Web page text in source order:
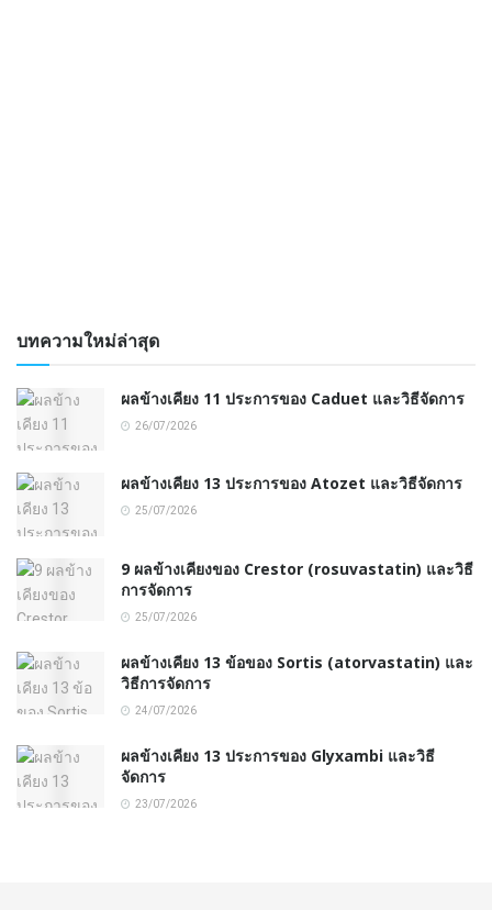
บทความใหม่ล่าสุด
ผลข้างเคียง 11 ประการของ Caduet และวิธีจัดการ
26/07/2026
ผลข้างเคียง 13 ประการของ Atozet และวิธีจัดการ
25/07/2026
9 ผลข้างเคียงของ Crestor (rosuvastatin) และวิธี
การจัดการ
25/07/2026
ผลข้างเคียง 13 ข้อของ Sortis (atorvastatin) และ
วิธีการจัดการ
24/07/2026
ผลข้างเคียง 13 ประการของ Glyxambi และวิธี
จัดการ
23/07/2026